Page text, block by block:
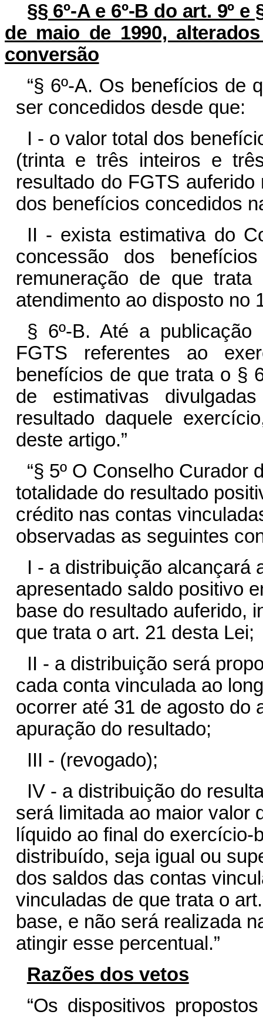
§§ 6º-A e 6º-B do art. 9º e
de maio de 1990,
conversão
“§ 6º-A. Os benefícios de
ser concedidos desde que:
I - o valor total dos
(trinta e três inteiros e
resultado do FGTS
dos benefícios concedidos
II - exista estimativa do
concessão dos
remuneração de que
atendimento ao disposto no
§ 6º-B. Até a publicação
FGTS referentes ao
benefícios de que trata o §
de estimativas
resultado daquele
deste artigo.”
“§ 5º O Conselho Curador
totalidade do resultado
crédito nas contas
observadas as seguintes
I - a distribuição alcançará
apresentado saldo positivo
base do resultado auferido,
que trata o art. 21 desta Lei;
II - a distribuição será
cada conta vinculada ao
ocorrer até 31 de agosto do
apuração do resultado;
III - (revogado);
IV - a distribuição do
será limitada ao maior valor
líquido ao final do
distribuído, seja igual ou
dos saldos das contas
vinculadas de que trata o
base, e não será realizada
atingir esse percentual.”
Razões dos vetos
“Os dispositivos